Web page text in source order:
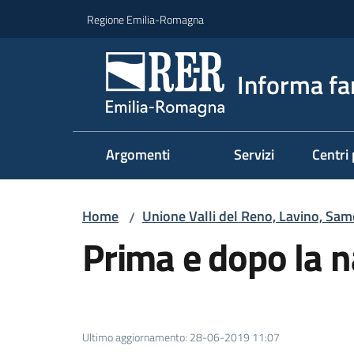
Regione Emilia-Romagna
Informa
Argomenti Servizi Centri
Home / Unione Valli del Reno, Lavino,
Prima e dopo la
Ultimo aggiornamento: 28-06-2019 11:07